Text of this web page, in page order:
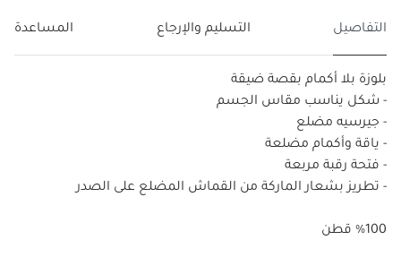
التفاصيل التسليم والإرجاع المساعدة
بلوزة بلا أكمام بقصة ضيقة
- شكل يناسب مقاس الجسم
- جيرسيه مضلع
- ياقة وأكمام مضلعة
- فتحة رقبة مربعة
- تطريز بشعار الماركة من القماش المضلع على الصدر
%100 قطن